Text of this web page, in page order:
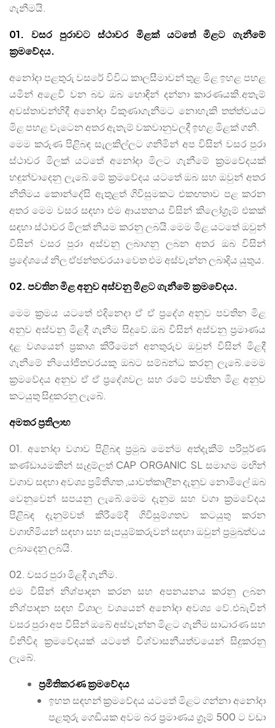
ගැනීමයි.
01. වසර පුරාවට ස්ථාවර මිළක් යටතේ මිළට ගැනීමේ
ක්‍රමවේදය.
අනෝදා පළතුරු වසරේ විවිධ කාලසීමාවන් තුළ මිළ ඉහළ පහළ
යමින් අළෙවි වන බව ඔබ හොඳින් දන්නා කාරණයකි.අතැම්
අවස්තාවන්හිදී අනෝදා විකුණාගැනීමට නොහැකි තත්ත්වයට
මිළ පහළ වැටෙන අතර ඇතැම් වකවානුවලදී ඉහළ මිළක් ගනී.
මෙම කරුණ පිළිබඳ සැලකිල්ලට ගනිමින් අප විසින් වසර පුරා
ස්ථාවර මිලක් යටතේ අනෝදා මිලට ගැනීමේ ක්‍රමවේදයක්
හඳුන්වාදෙනු ලැබේ.මේ ක්‍රමවේදය යටතේ ඔබ සහ ඔවුන් අතර
නීතිමය කොන්දේසි ඇතුළත් ගිවිසුමකට එකඟතාව පළ කරන
අතර මෙම වසර සඳහා එම ආයතනය විසින් කිලෝග්‍රෑම් එකක්
සඳහා ස්ථාවර මිලක් නියම කරනු ලබයි.මෙම මිළ යටතේ ඔවුන්
විසින් වසර පුරා අස්වනු ලබාගනු ලබන අතර ඔබ විසින්
ප්‍රදේශයේ නිල ඒජන්තවරයා වෙත එම අස්වැන්න ලබාදිය යුතුය.
02. පවතින මිළ අනුව අස්වනු මිළට ගැනීමේ ක්‍රමවේදය.
මෙම ක්‍රමය යටතේ එදිනෙදා ඒ ඒ ප්‍රදේශ අනුව පවතින මිළ
අනුව අස්වනු මිළදී ගැනීම සිදුවේ.ඔබ විසින් අස්වනු ප්‍රමාණය
දළ වශයෙන් ප්‍රකාශ කිරීමෙන් අනතුරුව ඔවුන් විසින් මිළදී
ගැනීමේ නියෝජිතවරයකු ඔබට සම්බන්ධ කරනු ලැබේ.මෙම
ක්‍රමවේදය අනුව ඒ ඒ ප්‍රදේශවල සහ රටේ පවතින මිළ අනුව
කටයුතු සිදුකරනු ලැබේ.
අමතර ප්‍රතිලාභ
01. අනෝදා වගාව පිළිබඳ ප්‍රමුඛ මෙන්ම අත්දැකීම් පරිපූර්ණ
කණ්ඩායමකින් සැදුම්ලත් CAP ORGANIC SL සමාගම මඟින්
වගාව සඳහා අවශ්‍ය ප්‍රමිතිගත ,යාවත්කාලීන දැනුව නොමිලේ ඔබ
වෙනුවෙන් සපයනු ලැබේ.මෙම දැනුම සහ වගා ක්‍රමවේදය
පිළිබඳ දැනුම්වත් කිරීමේදී ගිවිසුම්ගතව කටයුතු කරන
වගාහිමියන් සඳහා සහ සැපයුම්කරුවන් සඳහා ඔවුන් ප්‍රමුඛත්වය
ලබාදෙනු ලබයි.
02. වසර පුරා මිළදී ගැනීම.
එම විසින් නිශ්පාදන කරන සහ අපනයනය කරනු ලබන
නිශ්පාදන සඳහ විශාල වශයෙන් අනෝදා අවශ්‍ය වේ.එබැවින්
වසර පුරා අප විසින් ඔබේ අස්වැන්න මිළට ගැනීම සාධාරණ සහ
විනිවිද ක්‍රමවේදයක් යටතේ විශ්වාසනීයත්වයෙන් සිදුකරනු
ලැබේ.
ප්‍රමිතිකරණ ක්‍රමවේදය
ඉහත සඳහන් ක්‍රමවේදය යටතේ මිළට ගන්නා අනෝදා
පළතුරු ගෙඩියක අවම බර ප්‍රමාණය ග්‍රෑම් 500 ට වඩා